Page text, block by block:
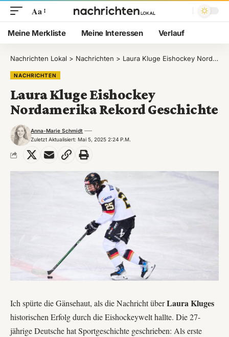
Aa
Meine Merkliste Meine Interessen Verlauf
Nachrichten Lokal > Nachrichten > Laura Kluge Eishockey Nordamerika Rekord Geschichte
NACHRICHTEN
Laura Kluge Eishockey
Nordamerika Rekord Geschichte
Zuletzt Aktualisiert: Mai 5, 2025 2:24 P.m.
Anna-Marie Schmidt
Ich spürte die Gänsehaut, als die Nachricht überLaura Kluges
historischen Erfolg durch die Eishockeywelt hallte. Die 27-
jährige Deutsche hat Sportgeschichte geschrieben: Als erste